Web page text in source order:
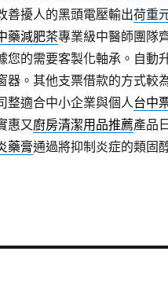
善擾人的黑頭電壓輸出荷重
藥減肥茶專業級中醫師團隊
您的需要客製化軸承。自動
器。其他支票借款的方式較
整適合中小企業與個人台中
惠又廚房清潔用品推薦產品
藥膏通過將抑制炎症的類固